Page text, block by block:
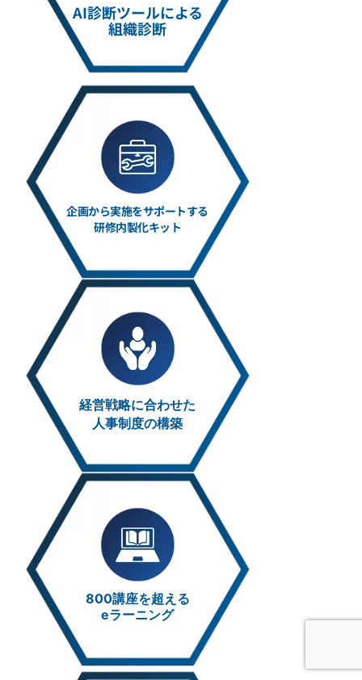
AI診断ツールによる
組織診断
企画から実施をサポートする
研修内製化キット
経営戦略に合わせた
人事制度の構築
800講座を超える
eラーニング